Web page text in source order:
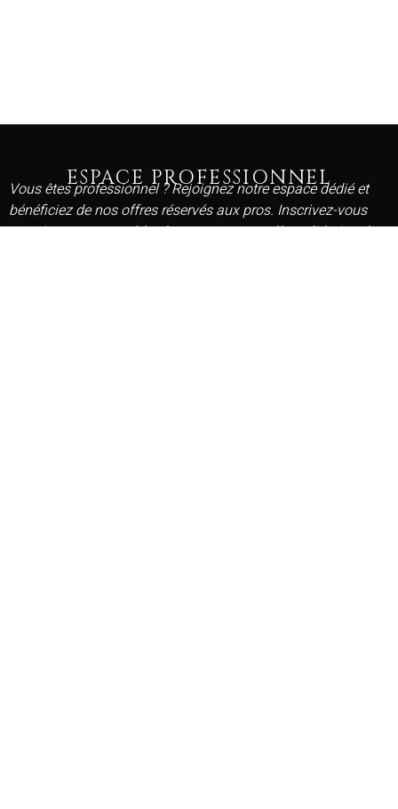
ESPACE PROFESSIONNEL
Vous êtes professionnel ? Rejoignez notre espace dédié et
bénéficiez de nos offres réservés aux pros. Inscrivez-vous
gratuitement et accédez à vos avantages dès validation de